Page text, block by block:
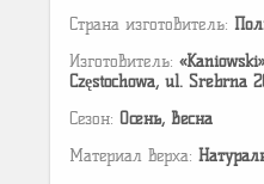
Страна изготовитель:
Изготовитель:
Częstochowa, ul. Srebrna
Сезон: Осень, Весна
Материал верха: